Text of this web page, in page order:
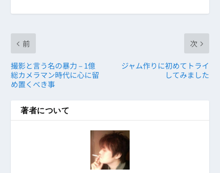
前
撮影と言う名の暴力 – 1億
総カメラマン時代に心に留
め置くべき事
次
ジャム作りに初めてトライ
してみました
著者について